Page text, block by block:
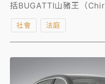
括BUGATTI山豬王（
MCLAREN（P1）、
時捷蛙王（918
名車。全台最大外匯車
自己衝動」，錯過保時
社會 法庭